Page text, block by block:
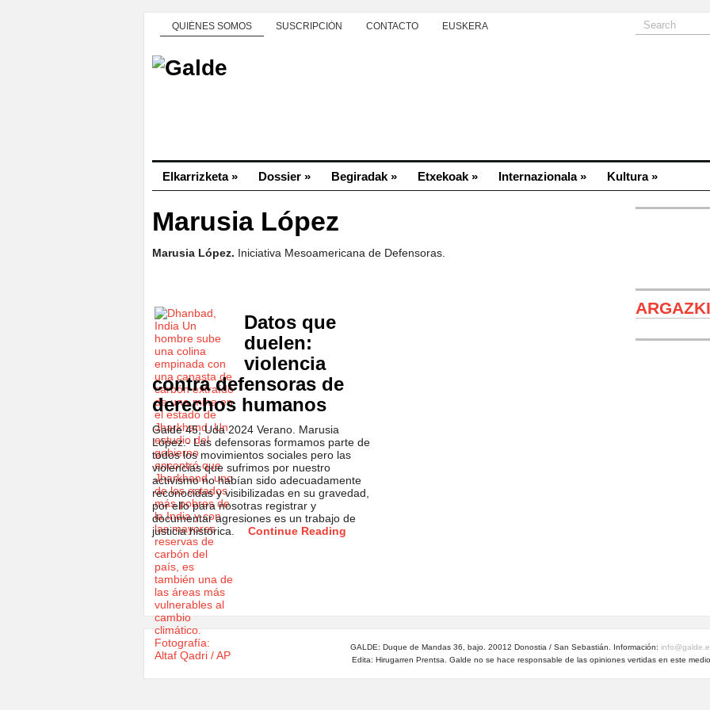
QUIÉNES SOMOS SUSCRIPCIÓN CONTACTO EUSKERA
Elkarrizketa» Dossier » Begiradak » Etxekoak » Internazionala» Kultura»
Marusia López
Marusia López. Iniciativa Mesoamericana de Defensoras.
Datos que
duelen:
violencia
contra defensoras de
derechos humanos
Galde 45, Uda 2024 Verano. Marusia
López.- Las defensoras formamos parte de
todos los movimientos sociales pero las
violencias que sufrimos por nuestro
activismo no habían sido adecuadamente
reconocidas y visibilizadas en su gravedad,
por ello para nosotras registrar y
documentar agresiones es un trabajo de
justicia histórica.
Continue Reading
La Palma
GALDE: Duque de Mandas 36, bajo. 20012 Donostia / San Sebastián. Información:
Edita: Hirugarren Prentsa. Galde no se hace responsable de las opiniones vertidas en este